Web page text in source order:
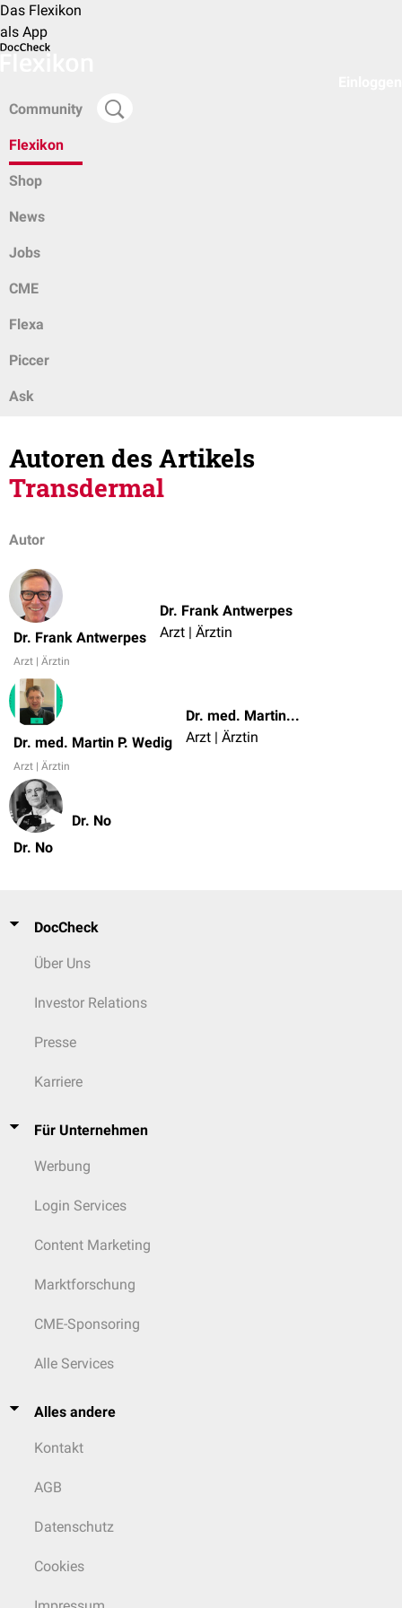
Das Flexikon
als App
Community
Flexikon
Shop
News
Jobs
CME
Flexa
Piccer
Ask
Autoren des Artikels
Transdermal
Autor
Dr. Frank Antwerpes
Arzt | Ärztin
Dr. Frank Antwerpes
Arzt | Ärztin
Dr. med. Martin P. Wedig
Arzt | Ärztin
Dr. med. Martin P. Wedig
Arzt | Ärztin
Dr. No
Dr. No
DocCheck
Über Uns
Investor Relations
Presse
Karriere
Für Unternehmen
Werbung
Login Services
Content Marketing
Marktforschung
CME-Sponsoring
Alle Services
Alles andere
Kontakt
AGB
Datenschutz
Cookies